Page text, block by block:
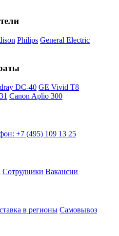
Philips General Electric
DC-40 GE Vivid T8
Canon Aplio 300
+7 (495) 109 13 25
Сотрудники Вакансии
в регионы Самовывоз